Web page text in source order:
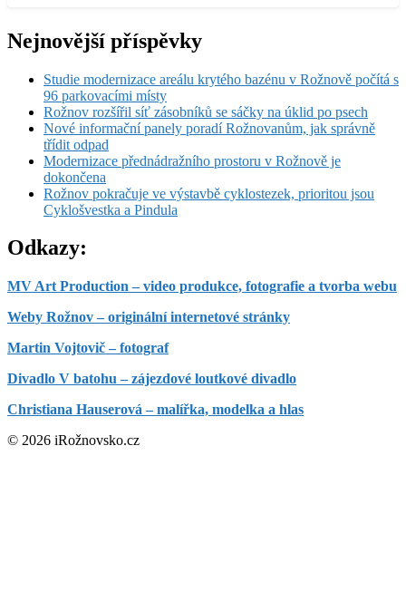
Nejnovější příspěvky
Studie modernizace areálu krytého bazénu v Rožnově počítá s
96 parkovacími místy
Rožnov rozšířil síť zásobníků se sáčky na úklid po psech
Nové informační panely poradí Rožnovanům, jak správně
třídit odpad
Modernizace přednádražního prostoru v Rožnově je
dokončena
Rožnov pokračuje ve výstavbě cyklostezek, prioritou jsou
Cyklošvestka a Pindula
Odkazy:
MV Art Production – video produkce, fotografie a tvorba webu
Weby Rožnov – originální internetové stránky
Martin Vojtovič – fotograf
Divadlo V batohu – zájezdové loutkové divadlo
Christiana Hauserová – malířka, modelka a hlas
© 2026 iRožnovsko.cz